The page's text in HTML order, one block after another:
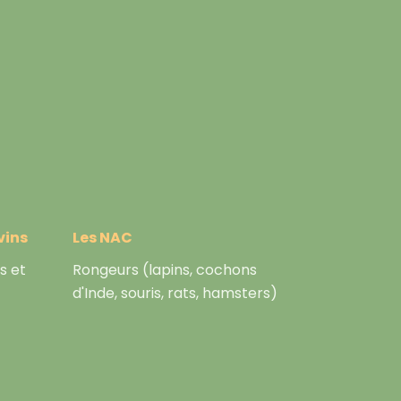
et
Les NAC
Rongeurs (lapins, cochons
d'Inde, souris, rats, hamsters)